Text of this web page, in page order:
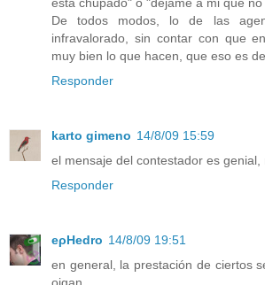
está chupado" o "déjame a mi que
De todos modos, lo de las
infravalorado, sin contar con que
muy bien lo que hacen, que eso es
Responder
karto gimeno 14/8/09 15:59
el mensaje del contestador es genial,
Responder
eρHedro 14/8/09 19:51
en general, la prestación de ciertos